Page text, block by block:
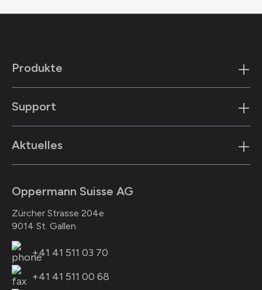
Oppermann Suisse AG
Zürcher Strasse 204e
9014 St. Gallen
+41 41 511 03 70
+41 41 511 00 68
Produkte
Support
Aktuelles